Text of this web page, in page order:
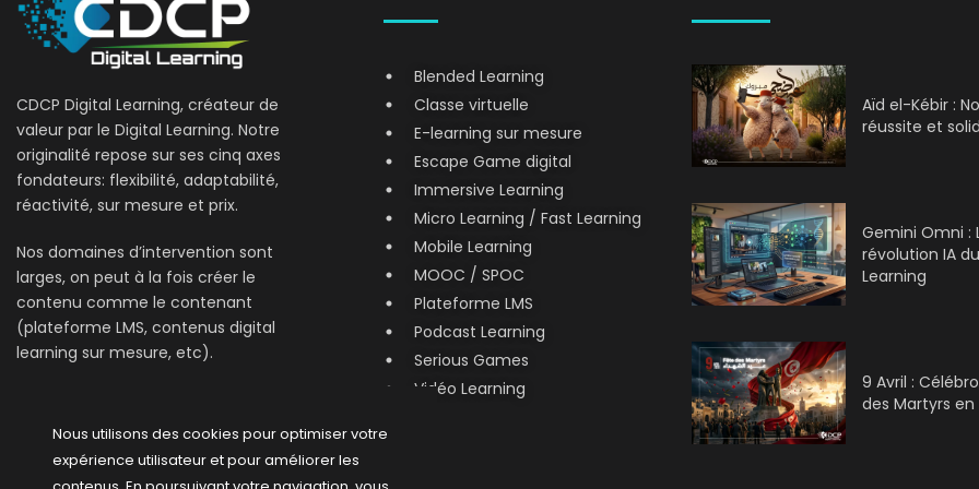
Nous utilisons des cookies pour optimiser votre
expérience utilisateur et pour améliorer les
CDCP Digital Learning, créateur de
valeur par le Digital Learning. Notre
originalité repose sur ses cinq axes
fondateurs: flexibilité, adaptabilité,
réactivité, sur mesure et prix.
Nos domaines d’intervention sont
larges, on peut à la fois créer le
contenu comme le contenant
(plateforme LMS, contenus digital
learning sur mesure, etc).
Blended Learning
Classe virtuelle
E-learning sur mesure
Escape Game digital
Immersive Learning
Micro Learning / Fast Learning
Mobile Learning
MOOC / SPOC
Plateforme LMS
Podcast Learning
Serious Games
Vidéo Learning
Aïd el-Kébir :
réussite et
Gemini Omni :
révolution IA
Learning
9 Avril :
des Martyrs en